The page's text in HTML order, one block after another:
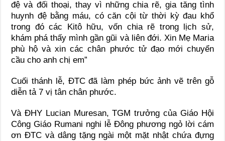
đệ và đối thoại, thay vì những chia rẽ, gia tăng tình
huynh đệ bằng máu, có căn cội từ thời kỳ đau khổ
trong đó các Kitô hữu, vốn chia rẽ trong lịch sử,
khám phá thấy mình gần gũi và liên đới. Xin Mẹ Maria
phù hộ và xin các chân phước tử đạo mới chuyển
cầu cho anh chị em”
Cuối thánh lễ, ĐTC đã làm phép bức ảnh vẽ trên gỗ
diễn tả 7 vị tân chân phước.
Và ĐHY Lucian Muresan, TGM trưởng của Giáo Hội
Công Giáo Rumani nghi lễ Đông phương ngỏ lời cám
ơn ĐTC và dâng tặng ngài một mặt nhật chứa đựng